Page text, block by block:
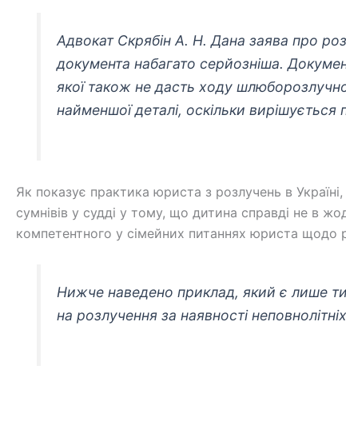
Адвокат Скрябін А. Н. Дана заява про
документа набагато серйозніша.
якої також не дасть ходу
найменшої деталі, оскільки вирішується
Як показує практика юриста з розлучень в
сумнівів у судді у тому, що дитина справді не в
компетентного у сімейних питаннях юриста щодо
Нижче наведено приклад, який є лише
на розлучення за наявності